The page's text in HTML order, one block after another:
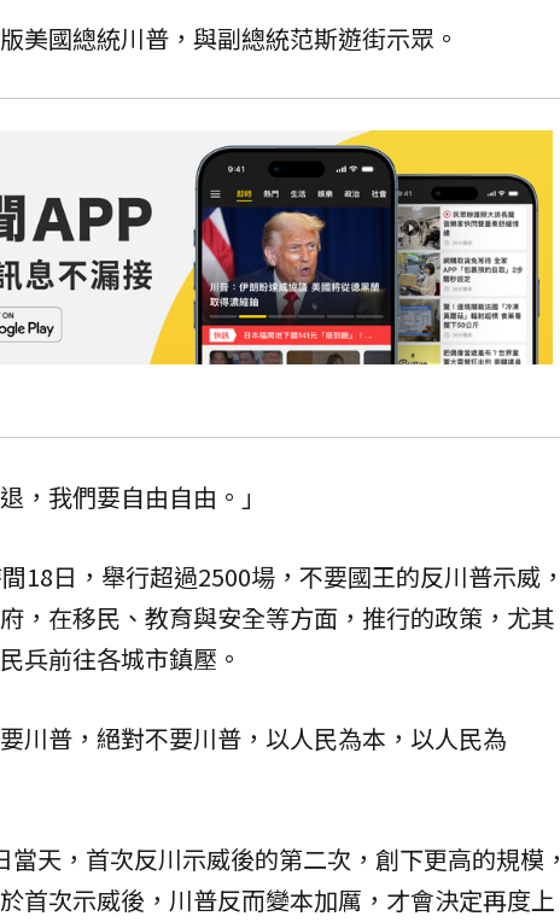
美國總統川普，與副總統范斯遊街示眾。
，我們要自由自由。」
18日，舉行超過2500場，不要國王的反川普示威，
，在移民、教育與安全等方面，推行的政策，尤其
兵前往各城市鎮壓。
川普，絕對不要川普，以人民為本，以人民為
天，首次反川示威後的第二次，創下更高的規模，
首次示威後，川普反而變本加厲，才會決定再度上